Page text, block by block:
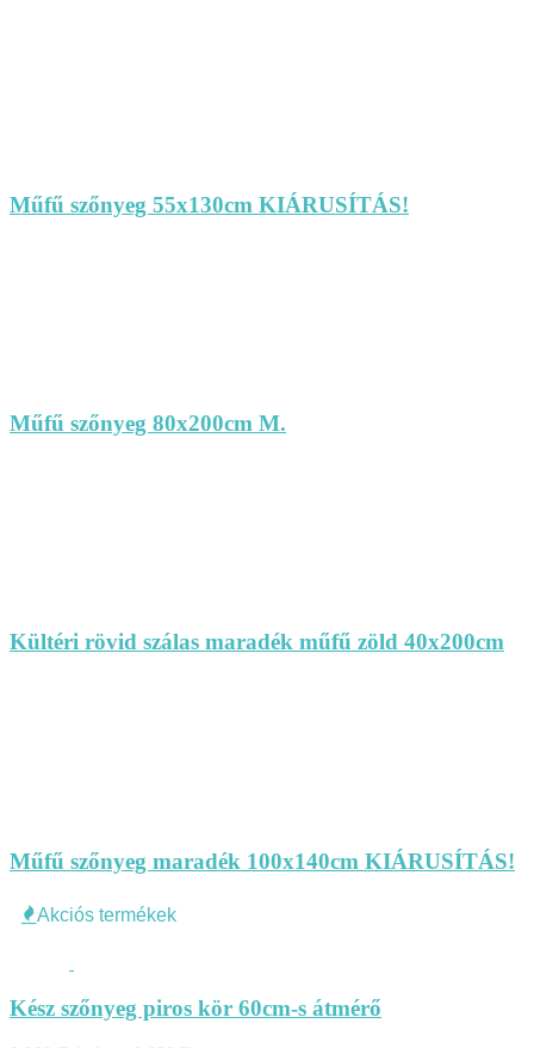
Műfű szőnyeg 55x130cm KIÁRUSÍTÁS!
Műfű szőnyeg 80x200cm M.
Kültéri rövid szálas maradék műfű zöld 40x200cm
Műfű szőnyeg maradék 100x140cm KIÁRUSÍTÁS!
Akciós termékek
Kész szőnyeg piros kör 60cm-s átmérő